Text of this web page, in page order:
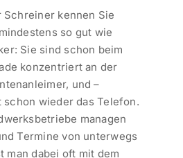
kennen Sie
so gut wie
Sie sind schon beim
konzentriert an der
und –
schon wieder das Telefon.
managen
Termine von unterwegs
man dabei oft mit dem